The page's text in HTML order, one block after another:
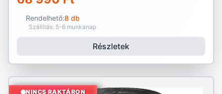
Rendelhető:8 db
Szállítás: 5-6 munkanap
Részletek
NINCS RAKTÁRON